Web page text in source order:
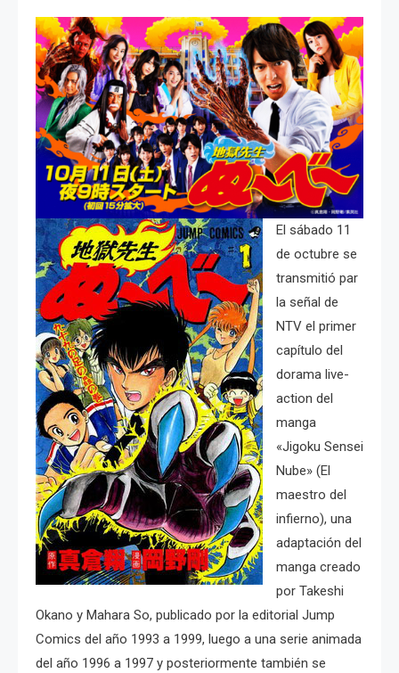
El sábado 11
de octubre se
transmitió par
la señal de
NTV el primer
capítulo del
dorama live-
action del
manga
«Jigoku Sensei
Nube» (El
maestro del
infierno), una
adaptación del
manga creado
por Takeshi
Okano y Mahara So, publicado por la editorial Jump
Comics del año 1993 a 1999, luego a una serie animada
del año 1996 a 1997 y posteriormente también se